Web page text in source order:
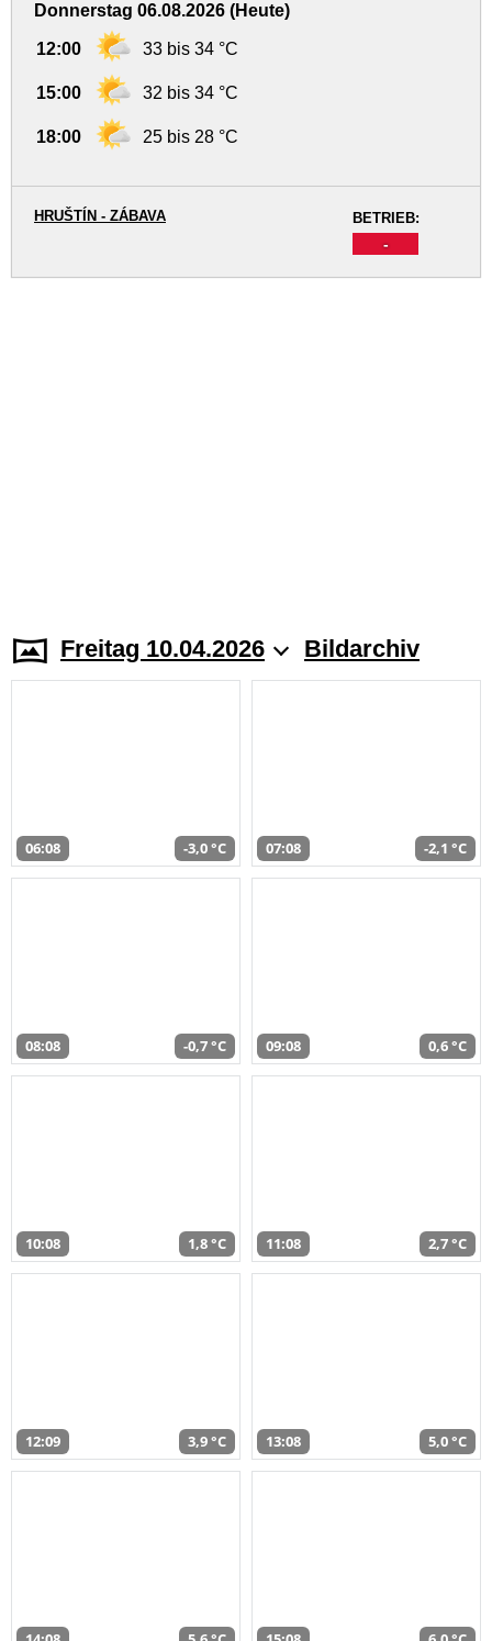
Donnerstag 06.08.2026 (Heute)
12:00 33 bis 34 °C
15:00 32 bis 34 °C
18:00 25 bis 28 °C
BETRIEB:
-
HRUŠTÍN - ZÁBAVA
Freitag 10.04.2026 Bildarchiv
06:08 -3,0 °C 07:08 -2,1 °C
08:08 -0,7 °C 09:08 0,6 °C
10:08 1,8 °C 11:08 2,7 °C
12:09 3,9 °C 13:08 5,0 °C